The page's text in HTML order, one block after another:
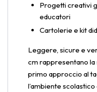
Progetti creativi
educatori
Cartolerie e kit
Leggere, sicure e
cm rappresentano la
primo approccio al
l’ambiente